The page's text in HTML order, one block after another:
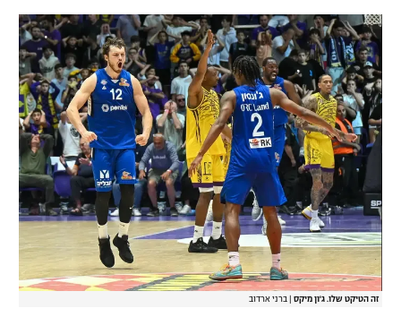
זה הטיקט שלו. ג'ון מיקס ברני ארדוב